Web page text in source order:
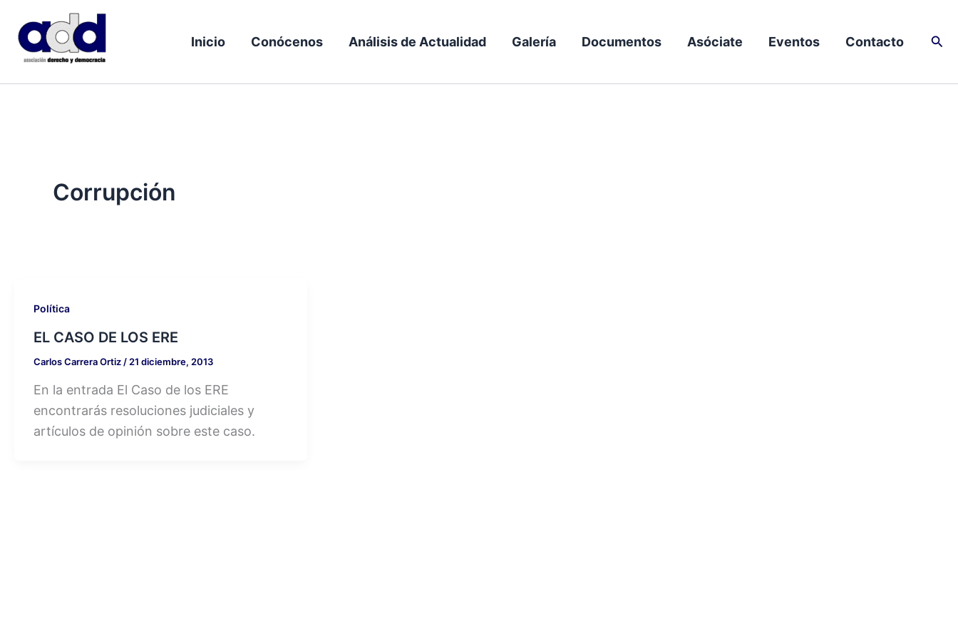
contenido
Inicio Conócenos Análisis de Actualidad Galería Documentos Asóciate Eventos Contacto
Corrupción
Política
EL CASO DE LOS ERE
Carlos Carrera Ortiz/21 diciembre, 2013
En la entrada El Caso de los ERE
encontrarás resoluciones judiciales y
artículos de opinión sobre este caso.